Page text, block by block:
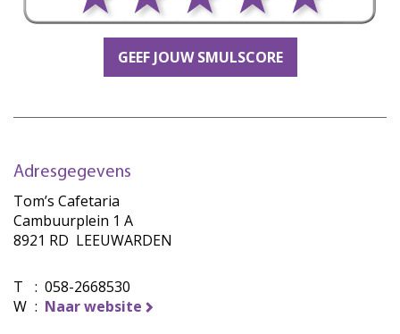
GEEF JOUW SMULSCORE
Adresgegevens
Tom’s Cafetaria
Cambuurplein 1 A
8921 RD LEEUWARDEN
T : 058-2668530
W : Naar website